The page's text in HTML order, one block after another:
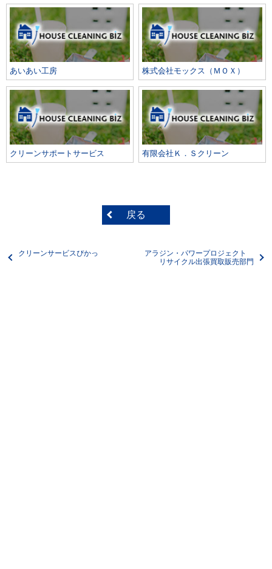
あいあい工房 株式会社モックス（ＭＯＸ）
クリーンサポートサービス 有限会社Ｋ．Ｓクリーン
戻る
クリーンサービスぴかっ
アラジン・パワープロジェクト
リサイクル出張買取販売部門